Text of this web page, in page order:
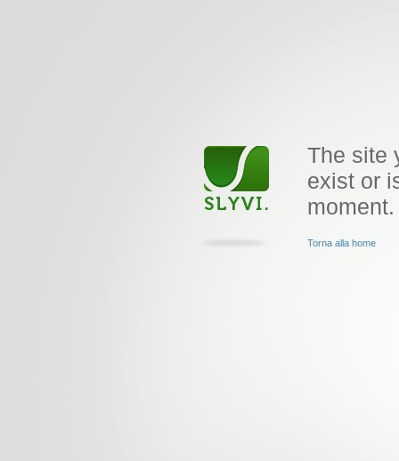
The site
exist or
moment.
Torna alla home